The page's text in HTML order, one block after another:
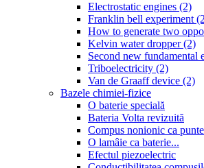
Electrostatic engines (2)
Franklin bell experiment
How to generate two
Kelvin water dropper (2)
Second new fundamental
Triboelectricity (2)
Van de Graaff device (2)
Bazele chimiei-fizice
O baterie specială
Bateria Volta revizuită
Compus nonionic ca
O lamâie ca baterie...
Efectul piezoelectric